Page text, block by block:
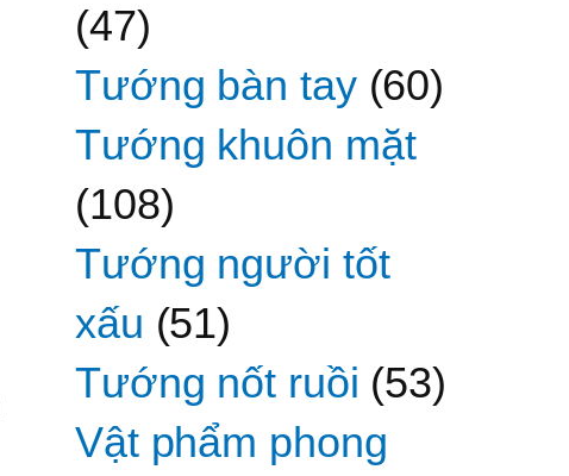
(47)
Tướng bàn tay(60)
Tướng khuôn mặt
(108)
Tướng người tốt
xấu (51)
Tướng nốt ruồi (53)
Vật phẩm phong